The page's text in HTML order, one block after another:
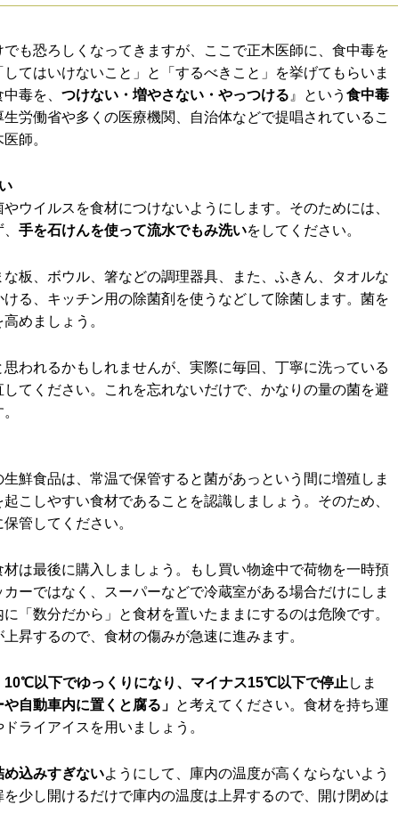
も恐ろしくなってきますが、ここで正木医師に、食中毒を
てはいけないこと」と「するべきこと」を挙げてもらいま
毒を、 つけない・増やさない・やっつける 』という 食中毒
生労働省や多くの医療機関、自治体などで提唱されているこ
師。
ウイルスを食材につけないようにします。そのためには、
手を石けんを使って流水でもみ洗いをしてください。
板、ボウル、箸などの調理器具、また、ふきん、タオルな
る、キッチン用の除菌剤を使うなどして除菌します。菌を
めましょう。
われるかもしれませんが、実際に毎回、丁寧に洗っている
てください。これを忘れないだけで、かなりの量の菌を避
鮮食品は、常温で保管すると菌があっという間に増殖しま
こしやすい食材であることを認識しましょう。そのため、
管してください。
は最後に購入しましょう。もし買い物途中で荷物を一時預
ーではなく、スーパーなどで冷蔵室がある場合だけにしま
「数分だから」と食材を置いたままにするのは危険です。
昇するので、食材の傷みが急速に進みます。
10℃以下でゆっくりになり、マイナス15℃以下で停止 しま
や自動車内に置くと腐る」 と考えてください。食材を持ち運
ライアイスを用いましょう。
込みすぎないようにして、庫内の温度が高くならないよう
少し開けるだけで庫内の温度は上昇するので、開け閉めは